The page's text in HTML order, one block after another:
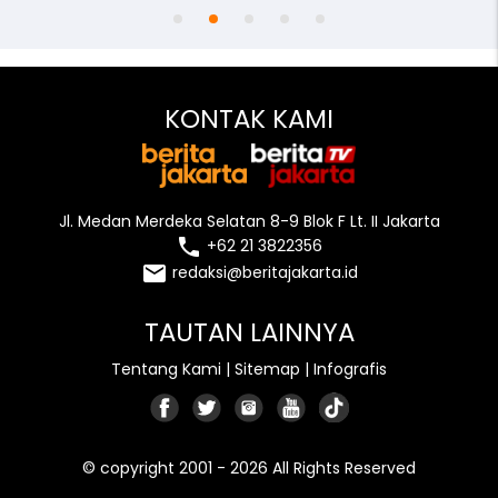
KONTAK KAMI
Jl. Medan Merdeka Selatan 8-9 Blok F Lt. II Jakarta
local_phone +62 21 3822356
email redaksi@beritajakarta.id
TAUTAN LAINNYA
Tentang Kami | Sitemap | Infografis
© copyright 2001 - 2026 All Rights Reserved